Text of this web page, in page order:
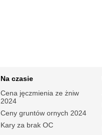
Na czasie
Cena jęczmienia ze żniw
2024
Ceny gruntów ornych 2024
Kary za brak OC